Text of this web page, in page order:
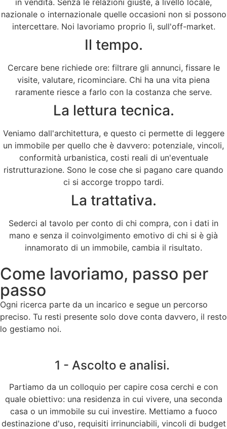
nazionale o internazionale quelle occasioni non si possono
intercettare. Noi lavoriamo proprio lì, sull'off-market.
Il tempo.
Cercare bene richiede ore: filtrare gli annunci, fissare le
visite, valutare, ricominciare. Chi ha una vita piena
raramente riesce a farlo con la costanza che serve.
La lettura tecnica.
Veniamo dall'architettura, e questo ci permette di leggere
un immobile per quello che è davvero: potenziale, vincoli,
conformità urbanistica, costi reali di un'eventuale
ristrutturazione. Sono le cose che si pagano care quando
ci si accorge troppo tardi.
La trattativa.
Sederci al tavolo per conto di chi compra, con i dati in
mano e senza il coinvolgimento emotivo di chi si è già
innamorato di un immobile, cambia il risultato.
Come lavoriamo, passo per
passo
Ogni ricerca parte da un incarico e segue un percorso
preciso. Tu resti presente solo dove conta davvero, il resto
lo gestiamo noi.
1 - Ascolto e analisi.
Partiamo da un colloquio per capire cosa cerchi e con
quale obiettivo: una residenza in cui vivere, una seconda
casa o un immobile su cui investire. Mettiamo a fuoco
destinazione d'uso, requisiti irrinunciabili, vincoli di budget